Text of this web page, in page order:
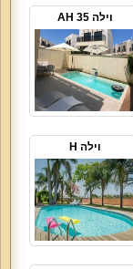
וילה AH 35
וילה H